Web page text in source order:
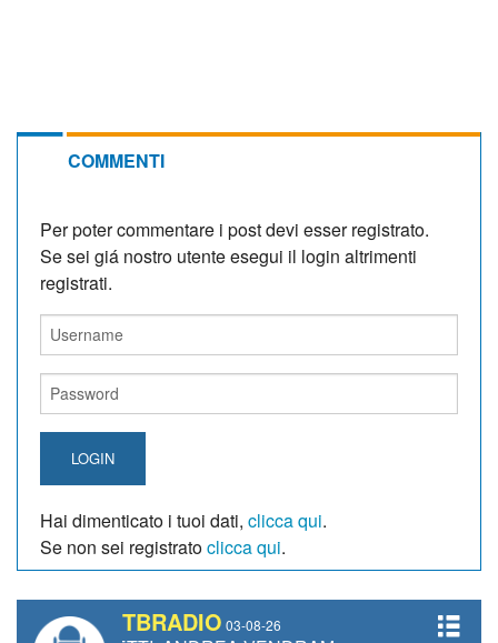
COMMENTI
Per poter commentare i post devi esser registrato.
Se sei giá nostro utente esegui il login altrimenti
registrati.
LOGIN
Hai dimenticato i tuoi dati, clicca qui.
Se non sei registratoclicca qui.
TBRADIO 03-08-26